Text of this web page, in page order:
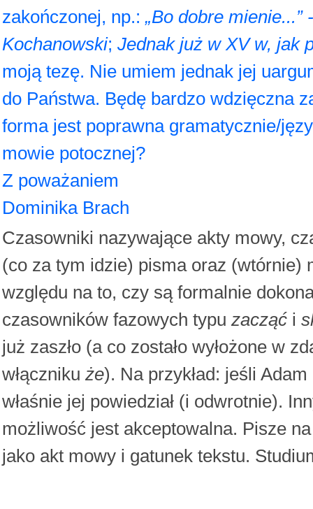
zakończonej, np.: „Bo dobre
Kochanowski; Jednak już w XV w, jak
moją tezę. Nie umiem jednak jej
do Państwa. Będę bardzo wdzięczna
forma jest poprawna gramatycznie/
mowie potocznej?
Z poważaniem
Dominika Brach
Czasowniki nazywające akty mowy,
(co za tym idzie) pisma oraz (wtórnie)
względu na to, czy są formalnie
czasowników fazowych typu zacząć i
już zaszło (a co zostało wyłożone w
włączniku że). Na przykład: jeśli
właśnie jej powiedział (i odwrotnie).
możliwość jest akceptowalna. Pisze
jako akt mowy i gatunek tekstu.